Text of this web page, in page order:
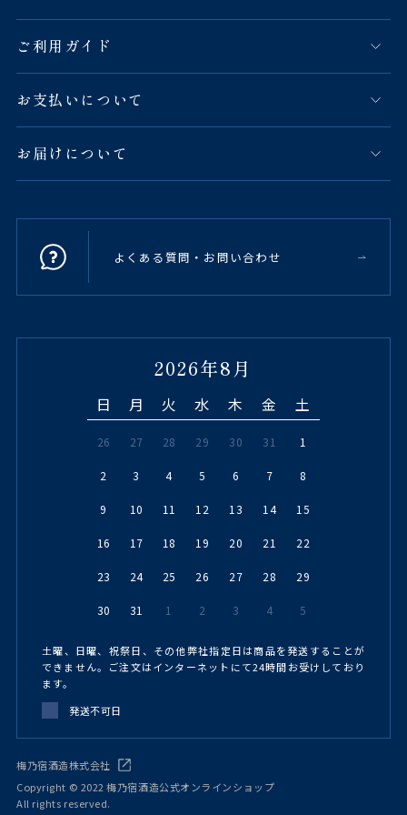
ご利用ガイド
お支払いについて
お届けについて
よくある質問・お問い合わせ
2026年8月
日 月 火 水 木 金 土
26 27 28 29 30 31 1
2 3 4 5 6 7 8
9 10 11 12 13 14 15
16 17 18 19 20 21 22
23 24 25 26 27 28 29
30 31 1 2 3 4 5
土曜、日曜、祝祭日、その他弊社指定日は商品を発送することが
できません。ご注文はインターネットにて24時間お受けしており
ます。
発送不可日
梅乃宿酒造株式会社
Copyright © 2022 梅乃宿酒造公式オンラインショップ
All rights reserved.